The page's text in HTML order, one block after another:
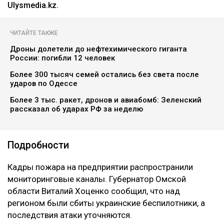
Ulysmedia.kz.
ЧИТАЙТЕ ТАКЖЕ
Дроны долетели до нефтехимического гиганта
России: погибли 12 человек
Более 300 тысяч семей остались без света после
ударов по Одессе
Более 3 тыс. ракет, дронов и авиабомб: Зеленский
рассказал об ударах РФ за неделю
Подробности
Кадры пожара на предприятии распространили
мониторинговые каналы. Губернатор Омской
области Виталий Хоценко сообщил, что над
регионом были сбиты украинские беспилотники, а
последствия атаки уточняются.